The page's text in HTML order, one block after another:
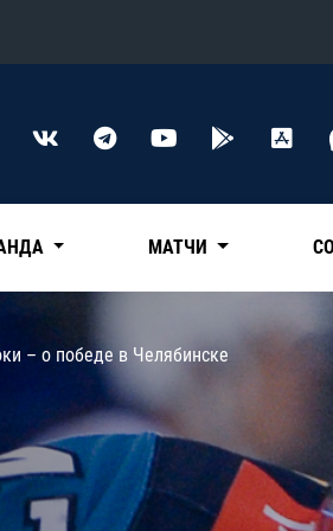
Конференция «Восток»
Трактор
Дивизион Чернышева
Авангард
Адмирал
КХЛ
МАТЧИ
– о победе в Челябинске